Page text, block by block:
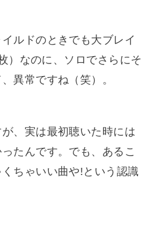
ルドのときでも大ブレイ
）なのに、ソロでさらにそ
異常ですね（笑）。
、実は最初聴いた時には
たんです。でも、あるこ
ちゃいい曲や!という認識